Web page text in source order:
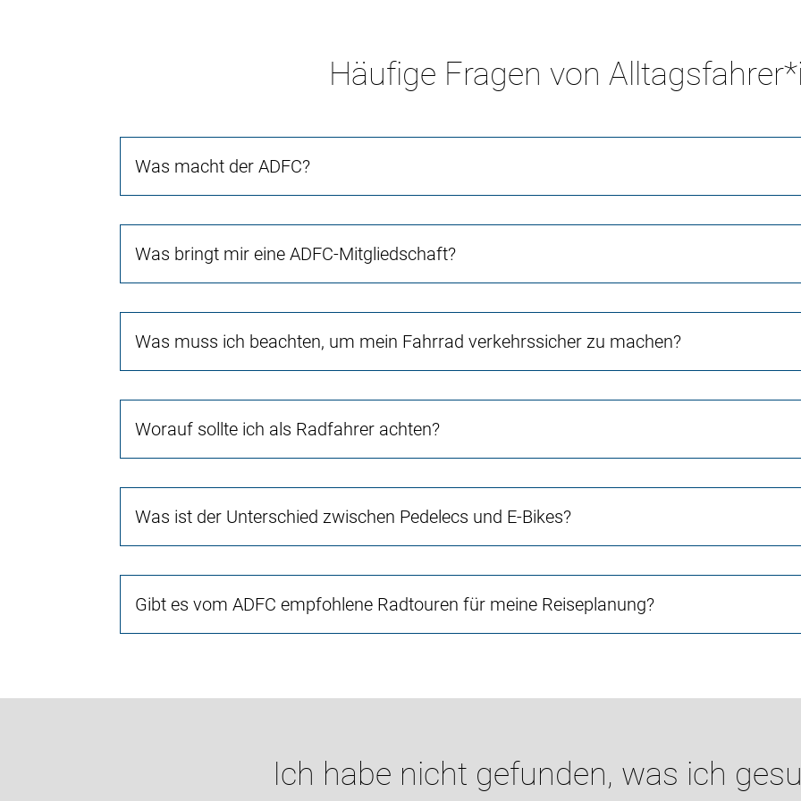
Häufige Fragen von
Was macht der ADFC?
Was bringt mir eine ADFC-Mitgliedschaft?
Was muss ich beachten, um mein Fahrrad verkehrssicher zu machen?
Worauf sollte ich als Radfahrer achten?
Was ist der Unterschied zwischen Pedelecs und E-Bikes?
Gibt es vom ADFC empfohlene Radtouren für meine Reiseplanung?
Ich habe nicht gefunden, was ich